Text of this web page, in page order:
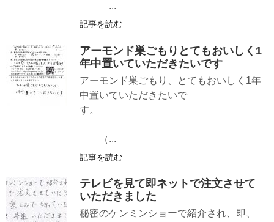
...
記事を読む
アーモンド巣ごもりとてもおいしく1
年中置いていただきたいです
アーモンド巣ごもり、とてもおいしく1年
中置いていただきたいで
す。
（...
記事を読む
テレビを見て即ネットで注文させて
いただきました
秘密のケンミンショーで紹介され、即、